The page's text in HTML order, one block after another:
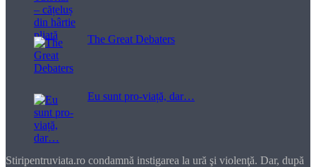
The Great Debaters
Eu sunt pro-viață, dar…
Stiripentruviata.ro condamnă instigarea la ură şi violenţă. Dar, după